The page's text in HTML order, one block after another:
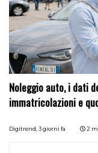
Noleggio auto, i dati
immatricolazioni e
Digitrend,3 giorni fa 2